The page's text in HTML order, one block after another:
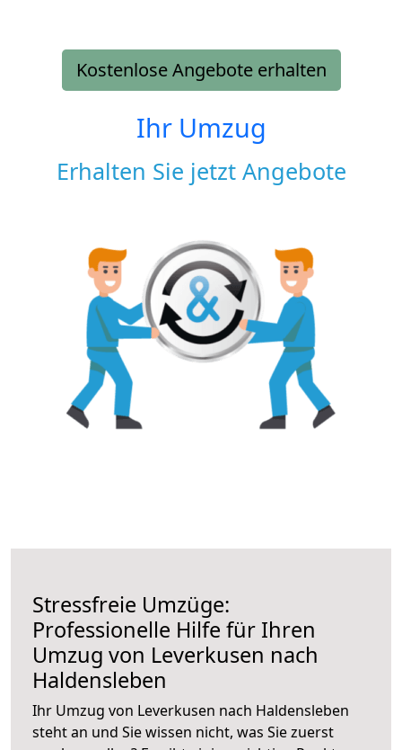
Kostenlose Angebote erhalten
Ihr Umzug
Erhalten Sie jetzt Angebote
Stressfreie Umzüge:
Professionelle Hilfe für Ihren
Umzug von Leverkusen nach
Haldensleben
Ihr Umzug von Leverkusen nach Haldensleben
steht an und Sie wissen nicht, was Sie zuerst